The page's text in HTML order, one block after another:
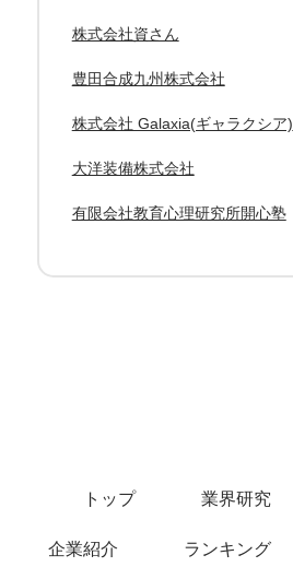
株式会社資さん
豊田合成九州株式会社
株式会社 Galaxia(ギャラクシア)
大洋装備株式会社
有限会社教育心理研究所開心塾
トップ 業界研究
企業紹介 ランキング